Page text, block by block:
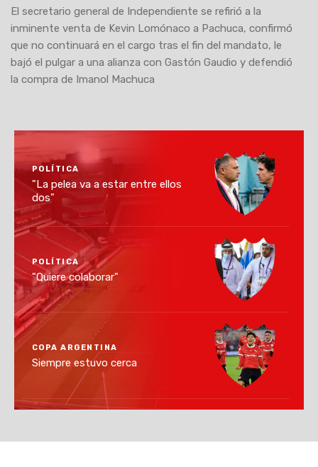
El secretario general de Independiente se refirió a la
inminente venta de Kevin Lomónaco a Pachuca, confirmó
que no continuará en el cargo tras el fin del mandato, le
bajó el pulgar a una alianza con Gastón Gaudio y defendió
la compra de Imanol Machuca
POLÍTICA
"La pelea va a estar entre ellos
dos"
POLÍTICA
"Quiere colaborar"
COPA ARGENTINA
Siempre estuvo cerca